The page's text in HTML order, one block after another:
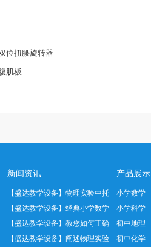
位扭腰旋转器
肌板
新闻资讯
【盛达教学设备】物理实验中托
盘天平正…
【盛达教学设备】经典小学数学
教具——…
【盛达教学设备】教您如何正确
使用温度…
【盛达教学设备】阐述物理实验
产品展示
小学数学
小学科学
初中地理
初中化学